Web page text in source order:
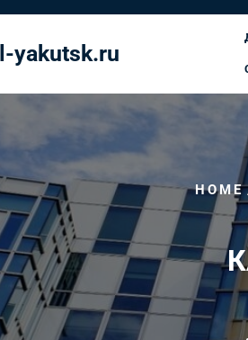
yakutsk.ru
HOME